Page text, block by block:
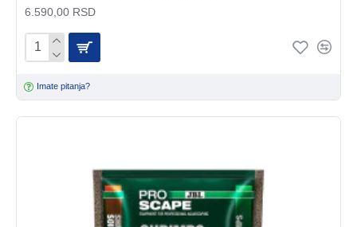
6.590,00 RSD
Imate pitanja?